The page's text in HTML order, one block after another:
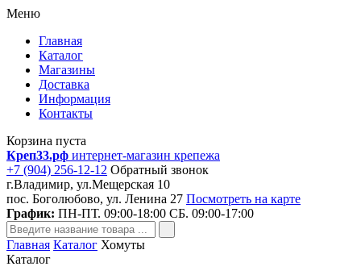
Меню
Главная
Каталог
Магазины
Доставка
Информация
Контакты
Корзина пуста
Креп33.рф интернет-магазин крепежа
+7 (904) 256-12-12 Обратный звонок
г.Владимир, ул.Мещерская 10
пос. Боголюбово, ул. Ленина 27 Посмотреть на карте
График: ПН-ПТ. 09:00-18:00 СБ. 09:00-17:00
Главная Каталог Хомуты
Каталог